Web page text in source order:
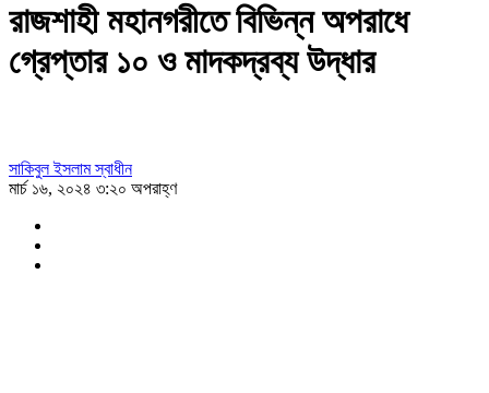
রাজশাহী মহানগরীতে বিভিন্ন অপরাধে
গ্রেপ্তার ১০ ও মাদকদ্রব্য উদ্ধার
সাকিবুল ইসলাম স্বাধীন
মার্চ ১৬, ২০২৪ ৩:২০ অপরাহ্ণ